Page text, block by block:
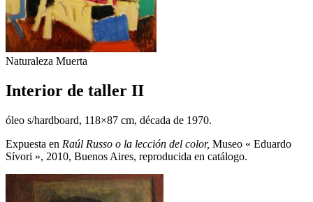
Naturaleza Muerta
Interior de taller II
óleo s/hardboard, 118×87 cm, década de 1970.
Expuesta en Raúl Russo o la lección del color, Museo « Eduardo
Sívori », 2010, Buenos Aires, reproducida en catálogo.